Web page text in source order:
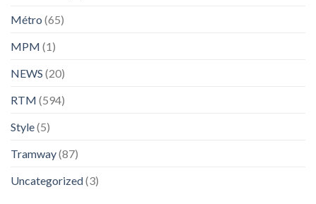
Métro (65)
MPM (1)
NEWS (20)
RTM (594)
Style(5)
Tramway(87)
Uncategorized(3)